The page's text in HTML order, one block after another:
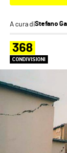
A cura diStefano
368
CONDIVISIONI